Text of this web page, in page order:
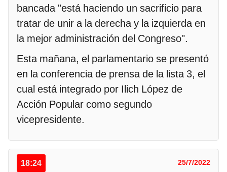
bancada "está haciendo un sacrificio para
tratar de unir a la derecha y la izquierda en
la mejor administración del Congreso".
Esta mañana, el parlamentario se presentó
en la conferencia de prensa de la lista 3, el
cual está integrado por Ilich López de
Acción Popular como segundo
vicepresidente.
18:24 25/7/2022